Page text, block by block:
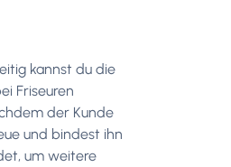
kannst du die
Friseuren
der Kunde
und bindest ihn
um weitere